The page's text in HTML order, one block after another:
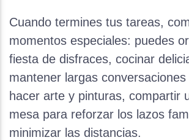
Cuando termines tus tareas,
momentos especiales: puedes
fiesta de disfraces, cocinar
mantener largas conversaciones
hacer arte y pinturas, compartir
mesa para reforzar los lazos
minimizar las distancias.